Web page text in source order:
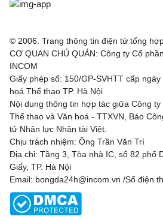
© 2006. Trang thông tin điện tử tổng
CƠ QUAN CHỦ QUẢN: Công ty Cổ
INCOM
Giấy phép số: 150/GP-SVHTT cấp
hoá Thể thao TP. Hà Nội
Nội dung thông tin hợp tác giữa Công
Thể thao và Văn hoá - TTXVN, Báo
tử Nhân lực Nhân tài Việt.
Chịu trách nhiệm: Ông Trần Văn Trí
Địa chỉ: Tầng 3, Tòa nhà IC, số 82 phố
Giấy, TP. Hà Nội
Email: bongda24h@incom.vn /Số điện